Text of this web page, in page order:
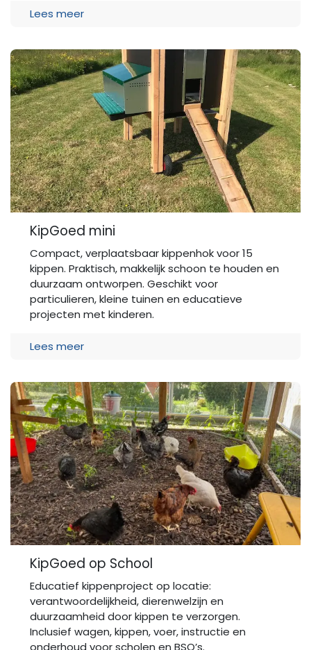
Lees meer
KipGoed mini
Compact, verplaatsbaar kippenhok voor 15
kippen. Praktisch, makkelijk schoon te houden en
duurzaam ontworpen. Geschikt voor
particulieren, kleine tuinen en educatieve
projecten met kinderen.
Lees meer
KipGoed op School
Educatief kippenproject op locatie:
verantwoordelijkheid, dierenwelzijn en
duurzaamheid door kippen te verzorgen.
Inclusief wagen, kippen, voer, instructie en
onderhoud voor scholen en BSO’s.